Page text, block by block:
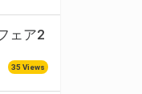
ェア2
35 Views